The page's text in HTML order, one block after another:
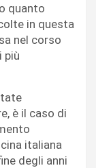
quanto
in questa
nel corso
più
è il caso di
italiana
degli anni